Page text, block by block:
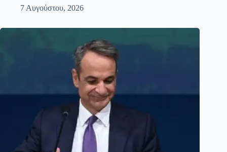
7 Αυγούστου, 2026